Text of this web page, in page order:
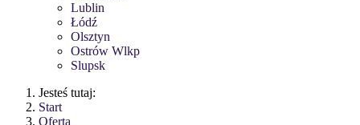
Lublin
Łódź
Olsztyn
Ostrów Wlkp
Slupsk
Jesteś tutaj:
Start
Oferta